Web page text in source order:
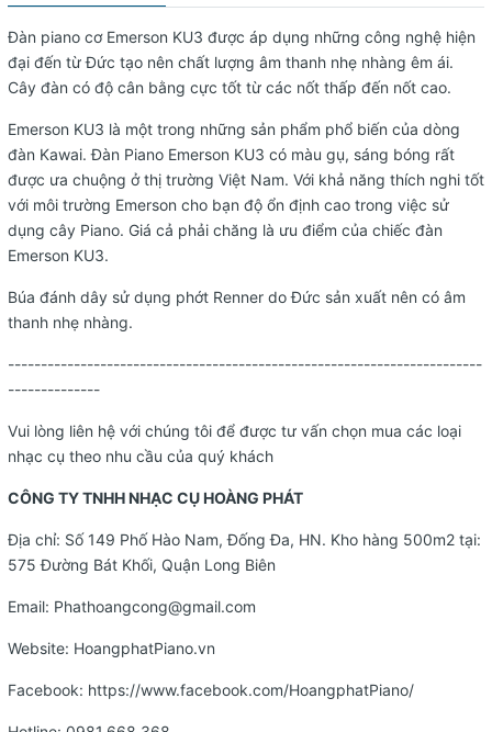
Đàn piano cơ Emerson KU3 được áp dụng những công nghệ hiện
đại đến từ Đức tạo nên chất lượng âm thanh nhẹ nhàng êm ái.
Cây đàn có độ cân bằng cực tốt từ các nốt thấp đến nốt cao.
Emerson KU3 là một trong những sản phẩm phổ biến của dòng
đàn Kawai. Đàn Piano Emerson KU3 có màu gụ, sáng bóng rất
được ưa chuộng ở thị trường Việt Nam. Với khả năng thích nghi tốt
với môi trường Emerson cho bạn độ ổn định cao trong việc sử
dụng cây Piano. Giá cả phải chăng là ưu điểm của chiếc đàn
Emerson KU3.
Búa đánh dây sử dụng phớt Renner do Đức sản xuất nên có âm
thanh nhẹ nhàng.
------------------------------------------------------------------------
--------------
Vui lòng liên hệ với chúng tôi để được tư vấn chọn mua các loại
nhạc cụ theo nhu cầu của quý khách
CÔNG TY TNHH NHẠC CỤ HOÀNG PHÁT
Địa chỉ: Số 149 Phố Hào Nam, Đống Đa, HN. Kho hàng 500m2 tại:
575 Đường Bát Khối, Quận Long Biên
Email: Phathoangcong@gmail.com
Website: HoangphatPiano.vn
Facebook: https://www.facebook.com/HoangphatPiano/